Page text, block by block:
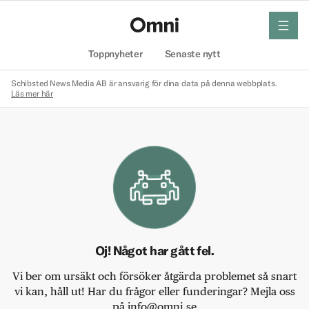
Toppnyheter Senaste nytt
meny
Schibsted News Media AB är ansvarig för dina data på denna webbplats.
Läs mer här
Oj! Något har gått fel.
Vi ber om ursäkt och försöker åtgärda problemet så snart
vi kan, håll ut! Har du frågor eller funderingar? Mejla oss